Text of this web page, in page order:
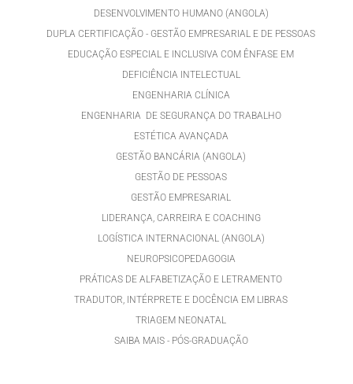
DESENVOLVIMENTO HUMANO (ANGOLA)
DUPLA CERTIFICAÇÃO - GESTÃO EMPRESARIAL E DE PESSOAS
EDUCAÇÃO ESPECIAL E INCLUSIVA COM ÊNFASE EM
DEFICIÊNCIA INTELECTUAL
ENGENHARIA CLÍNICA
ENGENHARIA DE SEGURANÇA DO TRABALHO
ESTÉTICA AVANÇADA
GESTÃO BANCÁRIA (ANGOLA)
GESTÃO DE PESSOAS
GESTÃO EMPRESARIAL
LIDERANÇA, CARREIRA E COACHING
LOGÍSTICA INTERNACIONAL (ANGOLA)
NEUROPSICOPEDAGOGIA
PRÁTICAS DE ALFABETIZAÇÃO E LETRAMENTO
TRADUTOR, INTÉRPRETE E DOCÊNCIA EM LIBRAS
TRIAGEM NEONATAL
SAIBA MAIS - PÓS-GRADUAÇÃO